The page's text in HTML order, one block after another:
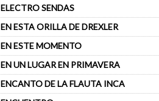
ELECTRO SENDAS
EN ESTA ORILLA DE DREXLER
EN ESTE MOMENTO
EN UN LUGAR EN PRIMAVERA
ENCANTO DE LA FLAUTA INCA